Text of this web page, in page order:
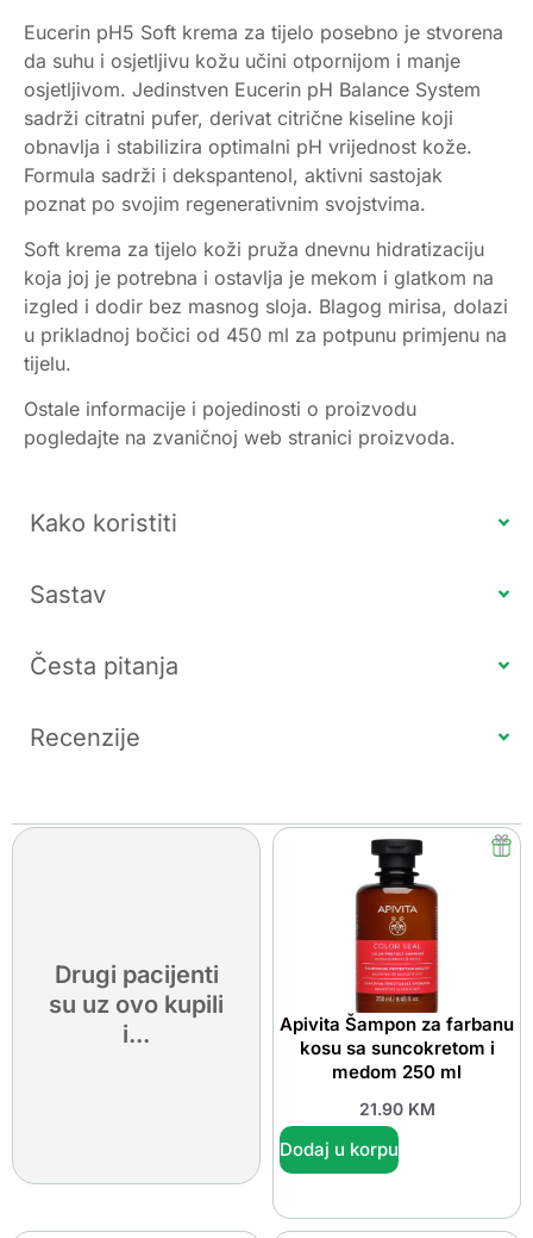
Eucerin pH5 Soft krema za tijelo posebno je stvorena
da suhu i osjetljivu kožu učini otpornijom i manje
osjetljivom. Jedinstven Eucerin pH Balance System
sadrži citratni pufer, derivat citrične kiseline koji
obnavlja i stabilizira optimalni pH vrijednost kože.
Formula sadrži i dekspantenol, aktivni sastojak
poznat po svojim regenerativnim svojstvima.
Soft krema za tijelo koži pruža dnevnu hidratizaciju
koja joj je potrebna i ostavlja je mekom i glatkom na
izgled i dodir bez masnog sloja. Blagog mirisa, dolazi
u prikladnoj bočici od 450 ml za potpunu primjenu na
tijelu.
Ostale informacije i pojedinosti o proizvodu
pogledajte na zvaničnoj web stranici proizvoda.
Kako koristiti
Sastav
Česta pitanja
Recenzije
Drugi pacijenti
su uz ovo kupili
i...
Apivita Šampon za farbanu
kosu sa suncokretom i
medom 250 ml
21.90 KM
Dodaj u korpu